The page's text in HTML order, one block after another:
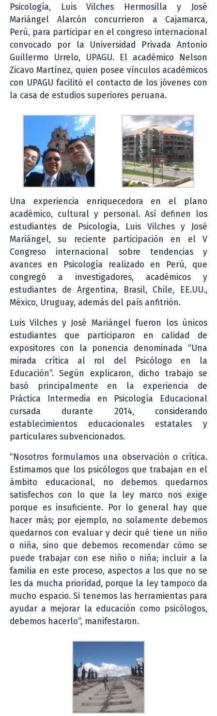
Psicología, Luis Vilches Hermosilla y José
Mariángel Alarcón concurrieron a Cajamarca,
Perú, para participar en el congreso internacional
convocado por la Universidad Privada Antonio
Guillermo Urrelo, UPAGU. El académico Nelson
Zicavo Martínez, quien posee vínculos académicos
con UPAGU facilitó el contacto de los jóvenes con
la casa de estudios superiores peruana.
Una experiencia enriquecedora en el plano
académico, cultural y personal. Así definen los
estudiantes de Psicología, Luis Vilches y José
Mariángel, su reciente participación en el V
Congreso internacional sobre tendencias y
avances en Psicología realizado en Perú, que
congregó a investigadores, académicos y
estudiantes de Argentina, Brasil, Chile, EE.UU.,
México, Uruguay, además del país anfitrión.
Luis Vilches y José Mariángel fueron los únicos
estudiantes que participaron en calidad de
expositores con la ponencia denominada “Una
mirada crítica al rol del Psicólogo en la
Educación”. Según explicaron, dicho trabajo se
basó principalmente en la experiencia de
Práctica Intermedia en Psicología Educacional
cursada durante 2014, considerando
establecimientos educacionales estatales y
particulares subvencionados.
“Nosotros formulamos una observación o crítica.
Estimamos que los psicólogos que trabajan en el
ámbito educacional, no debemos quedarnos
satisfechos con lo que la ley marco nos exige
porque es insuficiente. Por lo general hay que
hacer más; por ejemplo, no solamente debemos
quedarnos con evaluar y decir qué tiene un niño
o niña, sino que debemos recomendar cómo se
puede trabajar con ese niño o niña; incluir a la
familia en este proceso, aspectos a los que no se
les da mucha prioridad, porque la ley tampoco da
mucho espacio. Si tenemos las herramientas para
ayudar a mejorar la educación como psicólogos,
debemos hacerlo”, manifestaron.